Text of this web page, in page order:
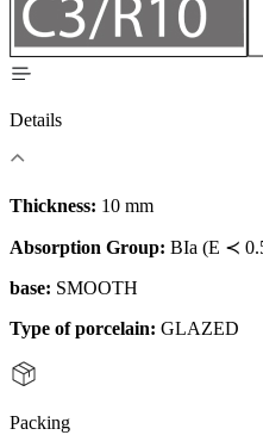
Details
Thickness: 10 mm
Absorption Group: BIa (E ≺
base: SMOOTH
Type of porcelain: GLAZED
Packing